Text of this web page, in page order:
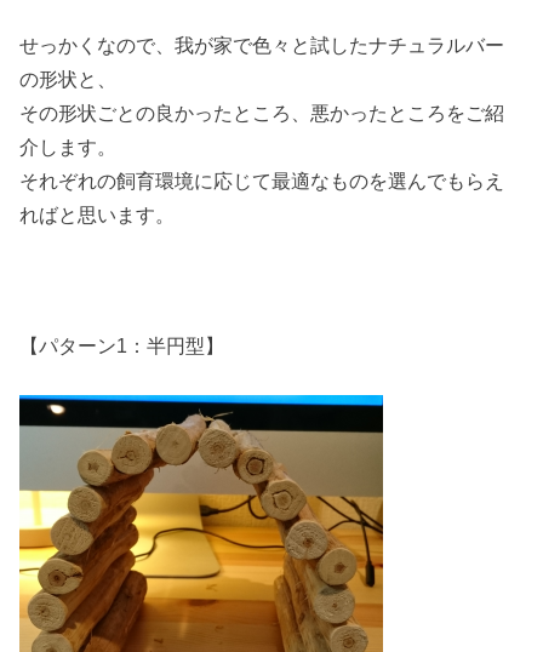
せっかくなので、我が家で色々と試したナチュラルバー
の形状と、
その形状ごとの良かったところ、悪かったところをご紹
介します。
それぞれの飼育環境に応じて最適なものを選んでもらえ
ればと思います。
【パターン1：半円型】